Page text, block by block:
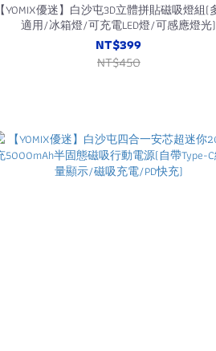
【YOMIX優迷】白沙屯3D立體拼貼磁吸燈組(
適用/冰箱燈/可充電LED燈/可感應燈光)
NT$399
NT$450